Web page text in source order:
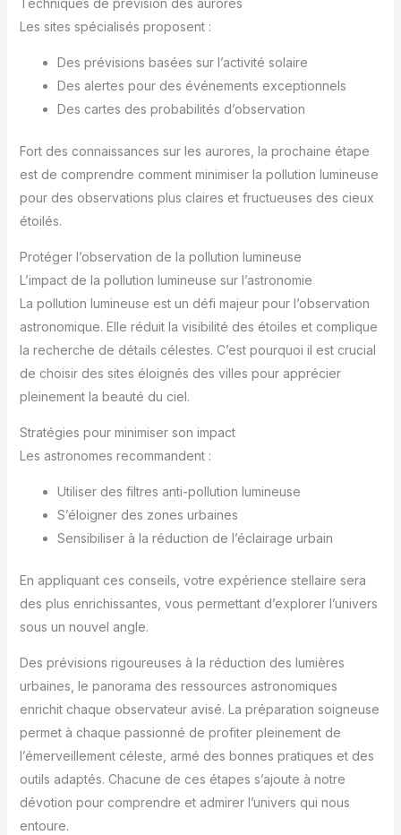
Techniques de prévision des aurores
Les sites spécialisés proposent :
Des prévisions basées sur l’activité solaire
Des alertes pour des événements exceptionnels
Des cartes des probabilités d’observation
Fort des connaissances sur les aurores, la prochaine étape
est de comprendre comment minimiser la pollution lumineuse
pour des observations plus claires et fructueuses des cieux
étoilés.
Protéger l’observation de la pollution lumineuse
L’impact de la pollution lumineuse sur l’astronomie
La pollution lumineuse est un défi majeur pour l’observation
astronomique. Elle réduit la visibilité des étoiles et complique
la recherche de détails célestes. C’est pourquoi il est crucial
de choisir des sites éloignés des villes pour apprécier
pleinement la beauté du ciel.
Stratégies pour minimiser son impact
Les astronomes recommandent :
Utiliser des filtres anti-pollution lumineuse
S’éloigner des zones urbaines
Sensibiliser à la réduction de l’éclairage urbain
En appliquant ces conseils, votre expérience stellaire sera
des plus enrichissantes, vous permettant d’explorer l’univers
sous un nouvel angle.
Des prévisions rigoureuses à la réduction des lumières
urbaines, le panorama des ressources astronomiques
enrichit chaque observateur avisé. La préparation soigneuse
permet à chaque passionné de profiter pleinement de
l’émerveillement céleste, armé des bonnes pratiques et des
outils adaptés. Chacune de ces étapes s’ajoute à notre
dévotion pour comprendre et admirer l’univers qui nous
entoure.